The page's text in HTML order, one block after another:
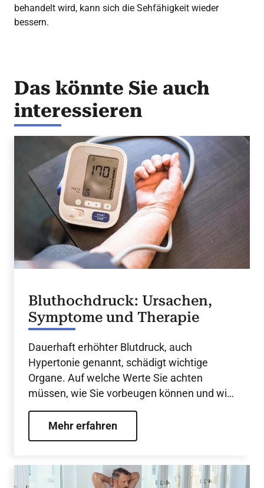
behandelt wird, kann sich die Sehfähigkeit wieder
bessern.
Das könnte Sie auch
interessieren
Bluthochdruck: Ursachen,
Symptome und Therapie
Dauerhaft erhöhter Blutdruck, auch
Hypertonie genannt, schädigt wichtige
Organe. Auf welche Werte Sie achten
müssen, wie Sie vorbeugen können und wie
behandelt wird.
Mehr erfahren